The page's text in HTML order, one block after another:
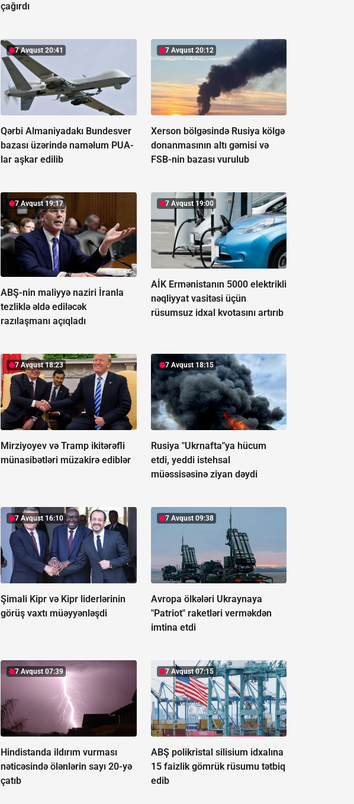
çağırdı
7 Avqust 20:41
Qərbi Almaniyadakı Bundesver
bazası üzərində naməlum PUA-
lar aşkar edilib
7 Avqust 20:12
Xerson bölgəsində Rusiya kölgə
donanmasının altı gəmisi və
FSB-nin bazası vurulub
7 Avqust 19:17
ABŞ-nin maliyyə naziri İranla
tezliklə əldə ediləcək
razılaşmanı açıqladı
7 Avqust 19:00
AİK Ermənistanın 5000 elektrikli
nəqliyyat vasitəsi üçün
rüsumsuz idxal kvotasını artırıb
7 Avqust 18:23
Mirziyoyev və Tramp ikitərəfli
münasibətləri müzakirə ediblər
7 Avqust 18:15
Rusiya "Ukrnafta"ya hücum
etdi, yeddi istehsal
müəssisəsinə ziyan dəydi
7 Avqust 16:10
Şimali Kipr və Kipr liderlərinin
görüş vaxtı müəyyənləşdi
7 Avqust 09:38
Avropa ölkələri Ukraynaya
"Patriot" raketləri verməkdən
imtina etdi
7 Avqust 07:39
Hindistanda ildırım vurması
nəticəsində ölənlərin sayı 20-yə
çatıb
7 Avqust 07:15
ABŞ polikristal silisium idxalına
15 faizlik gömrük rüsumu tətbiq
edib